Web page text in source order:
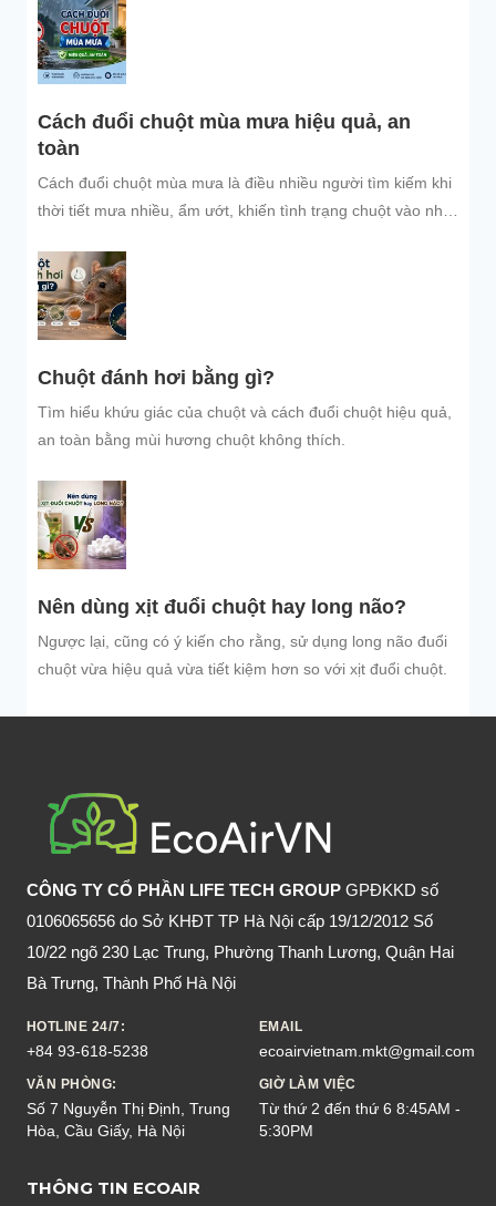
bảo vệ không gian sống sạch sẽ.
Cách đuổi chuột mùa mưa hiệu quả, an
toàn
Cách đuổi chuột mùa mưa là điều nhiều người tìm kiếm khi
thời tiết mưa nhiều, ẩm ướt, khiến tình trạng chuột vào nhà
Chuột đánh hơi bằng gì?
Tìm hiểu khứu giác của chuột và cách đuổi chuột hiệu quả,
an toàn bằng mùi hương chuột không thích.
Nên dùng xịt đuổi chuột hay long não?
Ngược lại, cũng có ý kiến cho rằng, sử dụng long não đuổi
chuột vừa hiệu quả vừa tiết kiệm hơn so với xịt đuổi chuột.
CÔNG TY CỔ PHẦN LIFE TECH GROUP GPĐKKD số
0106065656 do Sở KHĐT TP Hà Nội cấp 19/12/2012 Số
10/22 ngõ 230 Lạc Trung, Phường Thanh Lương, Quận Hai
Bà Trưng, Thành Phố Hà Nội
HOTLINE 24/7:
+84 93-618-5238
EMAIL
ecoairvietnam.mkt@gmail.com
VĂN PHÒNG:
Số 7 Nguyễn Thị Định, Trung
Hòa, Cầu Giấy, Hà Nội
GIỜ LÀM VIỆC
Từ thứ 2 đến thứ 6 8:45AM -
5:30PM
THÔNG TIN ECOAIR